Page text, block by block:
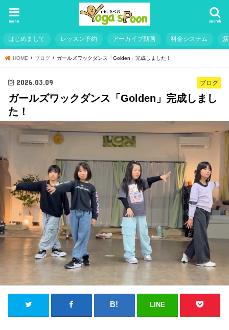
search
menu
はじめまして レッスン予約 アーカイブ動画 料金システム
HOME ブログ ガールズワックダンス「Golden」完成しました！
ブログ
2026.03.09
ガールズワックダンス「Golden」完成しまし
た！
LINE